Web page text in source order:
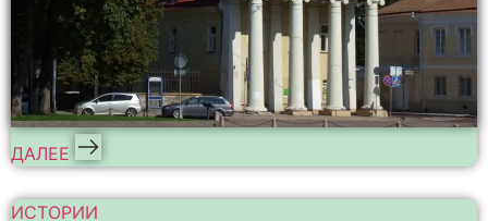
ДАЛЕЕ
ИСТОРИИ